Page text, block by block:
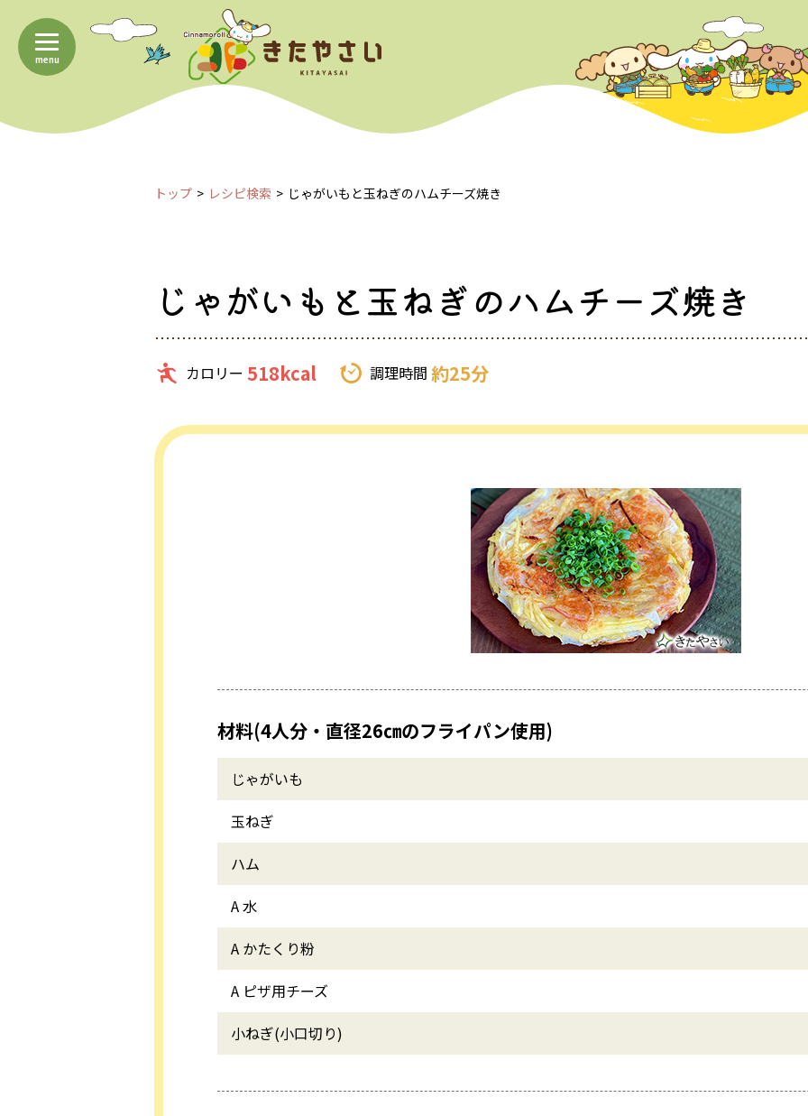
menu
トップ レシピ検索 じゃがいもと玉ねぎのハムチーズ焼き
じゃがいもと玉ねぎのハムチーズ焼き
カロリー 518kcal 調理時間 約25分
材料(4人分・直径26㎝のフライパン使用)
じゃがいも
玉ねぎ
ハム
A 水
A かたくり粉
A ピザ用チーズ
小ねぎ(小口切り)